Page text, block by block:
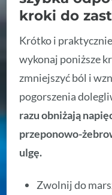
kroki do
Krótko i
wykonaj poniższe
zmniejszyć ból i
pogorszenia
razu obniżają
przeponowo-
ulgę.
Zwolnij do